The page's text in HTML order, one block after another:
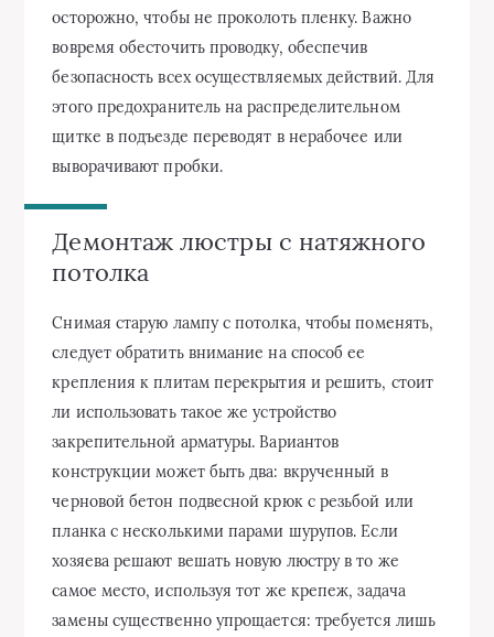
осторожно, чтобы не проколоть пленку. Важно
вовремя обесточить проводку, обеспечив
безопасность всех осуществляемых действий. Для
этого предохранитель на распределительном
щитке в подъезде переводят в нерабочее или
выворачивают пробки.
Демонтаж люстры с натяжного
потолка
Снимая старую лампу с потолка, чтобы поменять,
следует обратить внимание на способ ее
крепления к плитам перекрытия и решить, стоит
ли использовать такое же устройство
закрепительной арматуры. Вариантов
конструкции может быть два: вкрученный в
черновой бетон подвесной крюк с резьбой или
планка с несколькими парами шурупов. Если
хозяева решают вешать новую люстру в то же
самое место, используя тот же крепеж, задача
замены существенно упрощается: требуется лишь